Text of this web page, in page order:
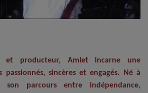
et producteur, Amlet incarne une
passionnés, sincères et engagés. Né à
parcours entre indépendance,